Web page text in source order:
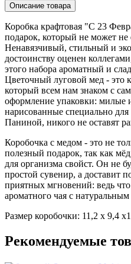
Описание товара
Коробка крафтовая "С 23
подарок, который не может не
Ненавязчивый, стильный и
достоинству оценен
этого набора ароматный и
Цветочный луговой мед - это
который всем нам знаком с
оформление упаковки: милые
нарисованные специально
Паниной, никого не оставят
Коробочка с медом - это не
полезный подарок, так как
для организма свойст. Он не
простой сувенир, а доставит
приятных мгновений: ведь
ароматного чая с
Размер коробочки: 11,2 х 9,4
Рекомендуемые